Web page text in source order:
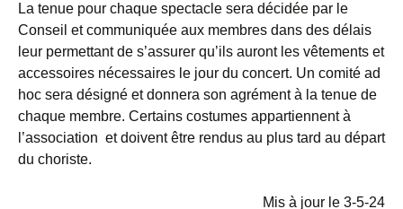
La tenue pour chaque spectacle sera décidée par le
Conseil et communiquée aux membres dans des délais
leur permettant de s’assurer qu’ils auront les vêtements et
accessoires nécessaires le jour du concert. Un comité ad
hoc sera désigné et donnera son agrément à la tenue de
chaque membre. Certains costumes appartiennent à
l’association et doivent être rendus au plus tard au départ
du choriste.
Mis à jour le 3-5-24